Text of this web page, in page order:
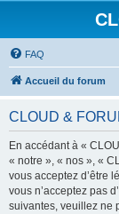
FAQ
Accueil du forum
CLOUD &
En accédant à «
« notre », « nos », «
vous acceptez d’être
vous n’acceptez pas
suivantes, veuillez ne